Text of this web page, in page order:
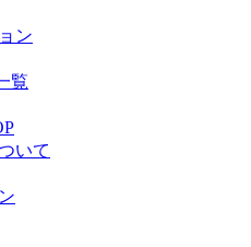
ン
覧
いて